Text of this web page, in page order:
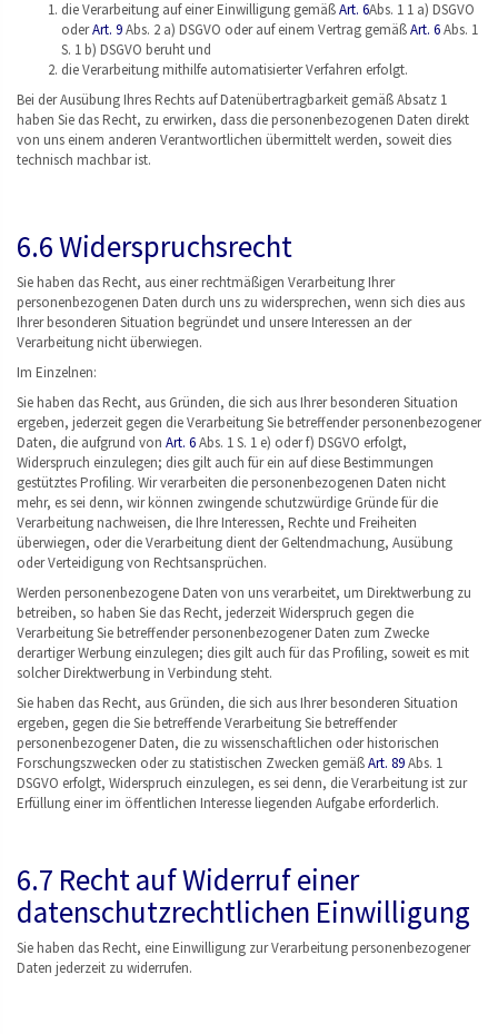
die Verarbeitung auf einer Einwilligung gemäßArt. 6Abs. 1 1 a) DSGVO
oderArt. 9Abs. 2 a) DSGVO oder auf einem Vertrag gemäßArt. 6Abs. 1
S. 1 b) DSGVO beruht und
die Verarbeitung mithilfe automatisierter Verfahren erfolgt.
Bei der Ausübung Ihres Rechts auf Datenübertragbarkeit gemäß Absatz 1
haben Sie das Recht, zu erwirken, dass die personenbezogenen Daten direkt
von uns einem anderen Verantwortlichen übermittelt werden, soweit dies
technisch machbar ist.
6.6 Widerspruchsrecht
Sie haben das Recht, aus einer rechtmäßigen Verarbeitung Ihrer
personenbezogenen Daten durch uns zu widersprechen, wenn sich dies aus
Ihrer besonderen Situation begründet und unsere Interessen an der
Verarbeitung nicht überwiegen.
Im Einzelnen:
Sie haben das Recht, aus Gründen, die sich aus Ihrer besonderen Situation
ergeben, jederzeit gegen die Verarbeitung Sie betreffender personenbezogener
Daten, die aufgrund von Art. 6Abs. 1 S. 1 e) oder f) DSGVO erfolgt,
Widerspruch einzulegen; dies gilt auch für ein auf diese Bestimmungen
gestütztes Profiling. Wir verarbeiten die personenbezogenen Daten nicht
mehr, es sei denn, wir können zwingende schutzwürdige Gründe für die
Verarbeitung nachweisen, die Ihre Interessen, Rechte und Freiheiten
überwiegen, oder die Verarbeitung dient der Geltendmachung, Ausübung
oder Verteidigung von Rechtsansprüchen.
Werden personenbezogene Daten von uns verarbeitet, um Direktwerbung zu
betreiben, so haben Sie das Recht, jederzeit Widerspruch gegen die
Verarbeitung Sie betreffender personenbezogener Daten zum Zwecke
derartiger Werbung einzulegen; dies gilt auch für das Profiling, soweit es mit
solcher Direktwerbung in Verbindung steht.
Sie haben das Recht, aus Gründen, die sich aus Ihrer besonderen Situation
ergeben, gegen die Sie betreffende Verarbeitung Sie betreffender
personenbezogener Daten, die zu wissenschaftlichen oder historischen
Forschungszwecken oder zu statistischen Zwecken gemäßArt. 89Abs. 1
DSGVO erfolgt, Widerspruch einzulegen, es sei denn, die Verarbeitung ist zur
Erfüllung einer im öffentlichen Interesse liegenden Aufgabe erforderlich.
6.7 Recht auf Widerruf einer
datenschutzrechtlichen Einwilligung
Sie haben das Recht, eine Einwilligung zur Verarbeitung personenbezogener
Daten jederzeit zu widerrufen.